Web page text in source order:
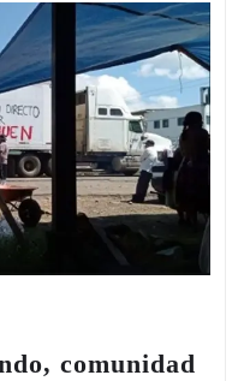
comunidad